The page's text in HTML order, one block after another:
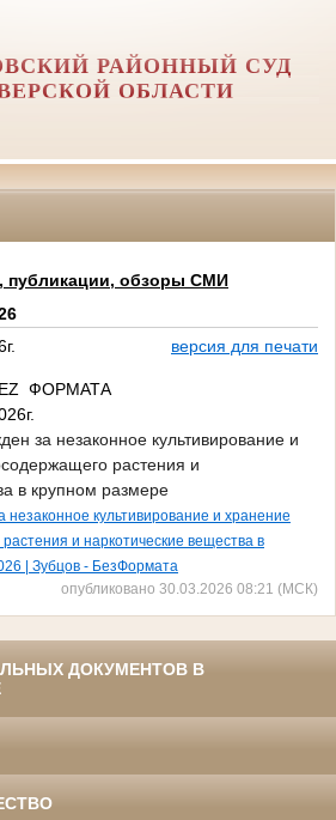
РАЙОННЫЙ СУД
ОБЛАСТИ
публикации, обзоры СМИ
версия для печати
ФОРМАТА
за незаконное культивирование и
растения и
в крупном размере
незаконное культивирование и хранение
и наркотические вещества в
| Зубцов - БезФормата
опубликовано 30.03.2026 08:21 (МСК)
ДОКУМЕНТОВ В